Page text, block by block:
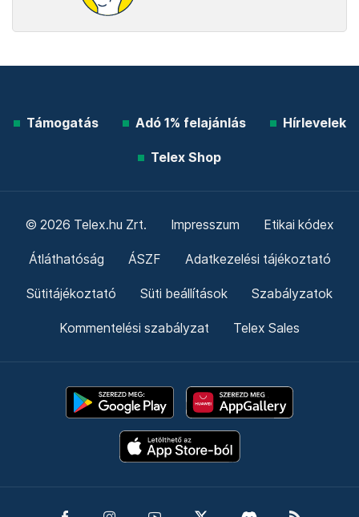
Támogatás Adó 1% felajánlás Hírlevelek
Telex Shop
© 2026 Telex.hu Zrt. Impresszum Etikai kódex
Átláthatóság ÁSZF Adatkezelési tájékoztató
Sütitájékoztató Süti beállítások Szabályzatok
Kommentelési szabályzat Telex Sales